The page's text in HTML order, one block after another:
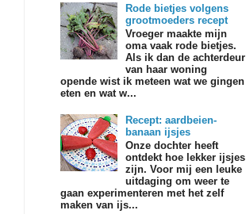
Rode bietjes volgens
grootmoeders recept
Vroeger maakte mijn
oma vaak rode bietjes.
Als ik dan de achterdeur
van haar woning
opende wist ik meteen wat we gingen
eten en wat w...
Recept: aardbeien-
banaan ijsjes
Onze dochter heeft
ontdekt hoe lekker ijsjes
zijn. Voor mij een leuke
uitdaging om weer te
gaan experimenteren met het zelf
maken van ijs...